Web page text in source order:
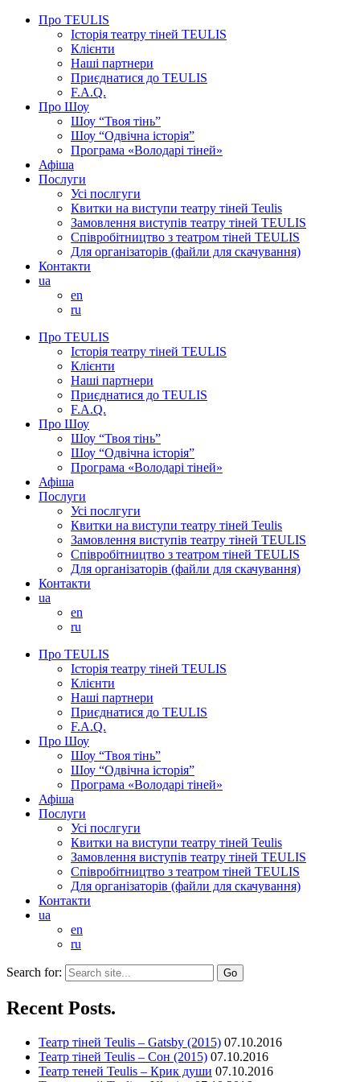
Про TEULIS
Історія театру тіней TEULIS
Клієнти
Наші партнери
Приєднатися до TEULIS
F.A.Q.
Про Шоу
Шоу “Твоя тінь”
Шоу “Одвічна історія”
Програма «Володарі тіней»
Афіша
Послуги
Усі послгуги
Квитки на виступи театру тіней Teulis
Замовлення виступів театру тіней TEULIS
Співробітництво з театром тіней TEULIS
Для організаторів (файли для скачування)
Контакти
ua
en
ru
Про TEULIS
Історія театру тіней TEULIS
Клієнти
Наші партнери
Приєднатися до TEULIS
F.A.Q.
Про Шоу
Шоу “Твоя тінь”
Шоу “Одвічна історія”
Програма «Володарі тіней»
Афіша
Послуги
Усі послгуги
Квитки на виступи театру тіней Teulis
Замовлення виступів театру тіней TEULIS
Співробітництво з театром тіней TEULIS
Для організаторів (файли для скачування)
Контакти
ua
en
ru
Про TEULIS
Історія театру тіней TEULIS
Клієнти
Наші партнери
Приєднатися до TEULIS
F.A.Q.
Про Шоу
Шоу “Твоя тінь”
Шоу “Одвічна історія”
Програма «Володарі тіней»
Афіша
Послуги
Усі послгуги
Квитки на виступи театру тіней Teulis
Замовлення виступів театру тіней TEULIS
Співробітництво з театром тіней TEULIS
Для організаторів (файли для скачування)
Контакти
ua
en
ru
Search for:
Recent Posts.
Театр тіней Teulis – Gatsby (2015) 07.10.2016
Театр тіней Teulis – Сон (2015) 07.10.2016
Театр теней Teulis – Крик души 07.10.2016